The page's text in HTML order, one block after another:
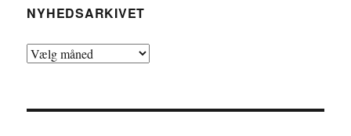
NYHEDSARKIVET
Nyhedsarkivet